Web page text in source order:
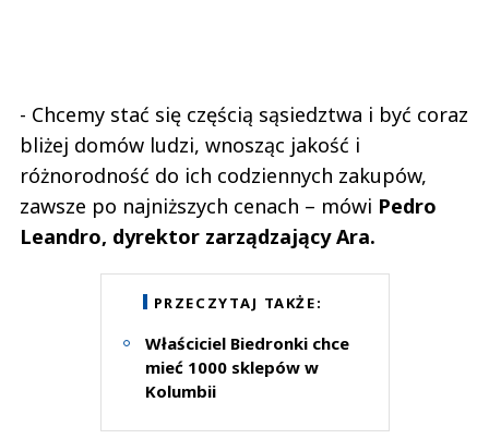
- Chcemy stać się częścią sąsiedztwa i być coraz
bliżej domów ludzi, wnosząc jakość i
różnorodność do ich codziennych zakupów,
zawsze po najniższych cenach – mówi Pedro
Leandro, dyrektor zarządzający Ara.
PRZECZYTAJ TAKŻE:
Właściciel Biedronki chce
mieć 1000 sklepów w
Kolumbii